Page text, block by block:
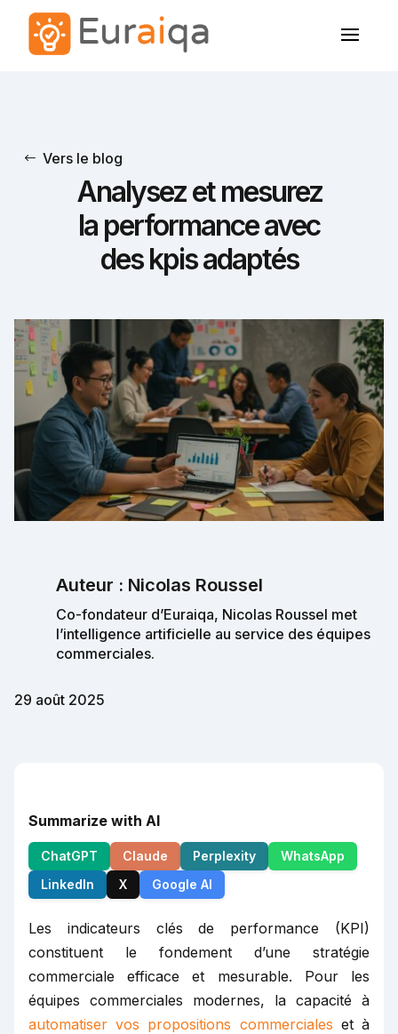
Vers le blog
Analysez et mesurez
la performance avec
des kpis adaptés
Auteur : Nicolas Roussel
Co-fondateur d’Euraiqa, Nicolas Roussel met
l’intelligence artificielle au service des équipes
commerciales.
29 août 2025
Summarize with AI
ChatGPT Claude Perplexity
WhatsApp
LinkedIn
X Google AI
Les indicateurs clés de performance (KPI)
constituent le fondement d’une stratégie
commerciale efficace et mesurable. Pour les
équipes commerciales modernes, la capacité à
automatiser vos propositions commerciales et à